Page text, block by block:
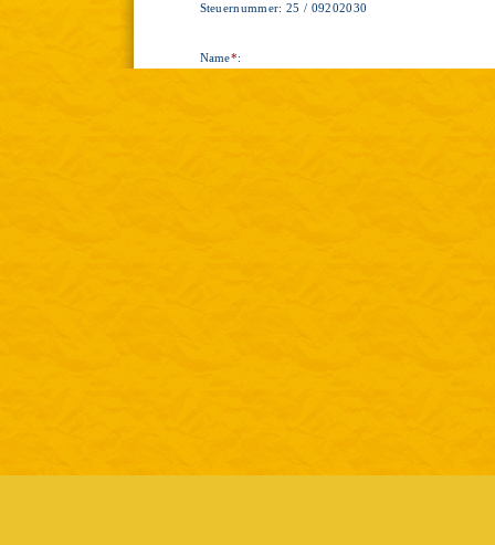
Steuernummer: 25 / 09202030
Name*: